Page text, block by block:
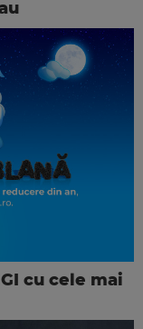
cu cele mai